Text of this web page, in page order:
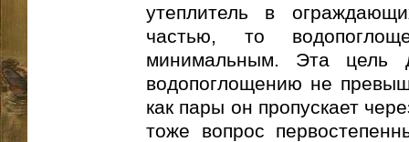
утеплитель в
частью, то
минимальным. Эта цель
водопоглощению не
как пары он пропускает
тоже вопрос